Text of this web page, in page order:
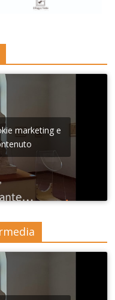
marketing e